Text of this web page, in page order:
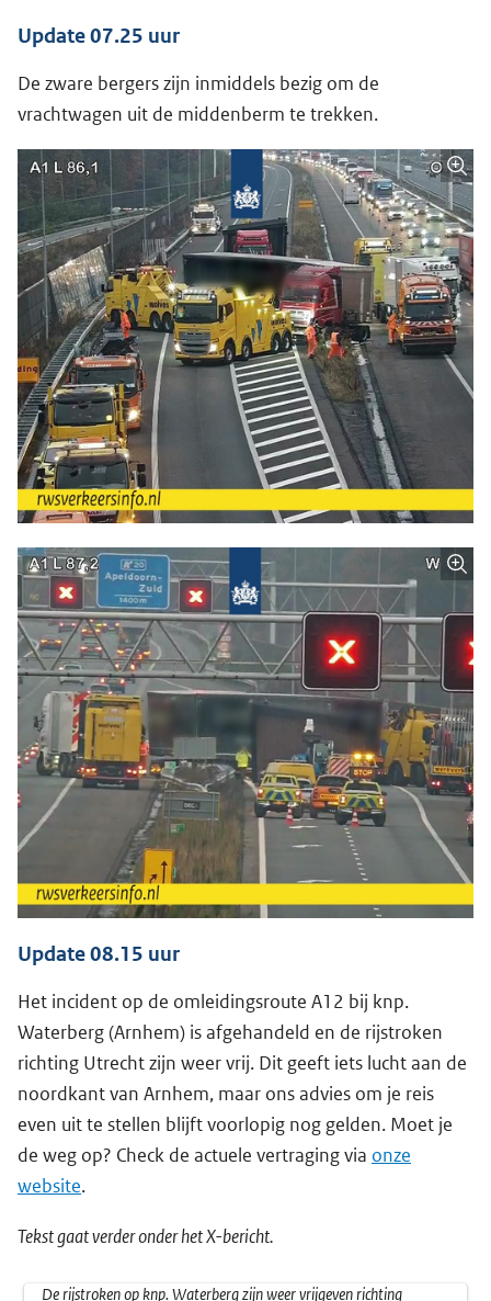
Update 07.25 uur
De zware bergers zijn inmiddels bezig om de
vrachtwagen uit de middenberm te trekken.
Update 08.15 uur
Het incident op de omleidingsroute A12 bij knp.
Waterberg (Arnhem) is afgehandeld en de rijstroken
richting Utrecht zijn weer vrij. Dit geeft iets lucht aan de
noordkant van Arnhem, maar ons advies om je reis
even uit te stellen blijft voorlopig nog gelden. Moet je
de weg op? Check de actuele vertraging via onze
website.
Tekst gaat verder onder het X-bericht.
De rijstroken op knp. Waterberg zijn weer vrijgeven richting